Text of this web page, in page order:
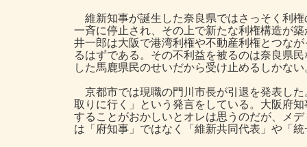
維新知事が誕生した奈良県ではさっそく利
一斉に停止され、その上で新たな利権構造が
井一郎は大阪で港湾利権や不動産利権とつな
るはずである。その不利益を被るのは奈良県
した馬鹿県民のせいだから受け止めるしかない
京都市では現職の門川市長が引退を発表し
取りに行く」という発言をしている。大阪府
することがおかしいとオレは思うのだが、メ
は「府知事」ではなく「維新共同代表」や「